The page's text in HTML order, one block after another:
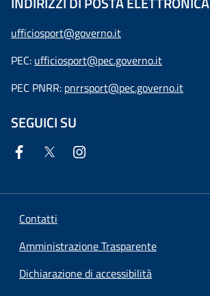
ufficiosport@governo.it
PEC: ufficiosport@pec.governo.it
PEC PNRR: pnrrsport@pec.governo.it
SEGUICI SU
Contatti
Amministrazione Trasparente
Dichiarazione di accessibilità